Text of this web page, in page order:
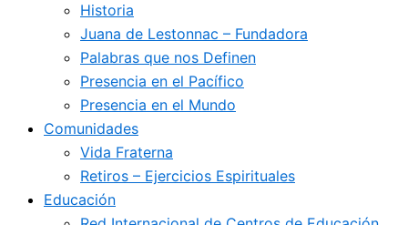
Historia
Juana de Lestonnac – Fundadora
Palabras que nos Definen
Presencia en el Pacífico
Presencia en el Mundo
Comunidades
Vida Fraterna
Retiros – Ejercicios Espirituales
Educación